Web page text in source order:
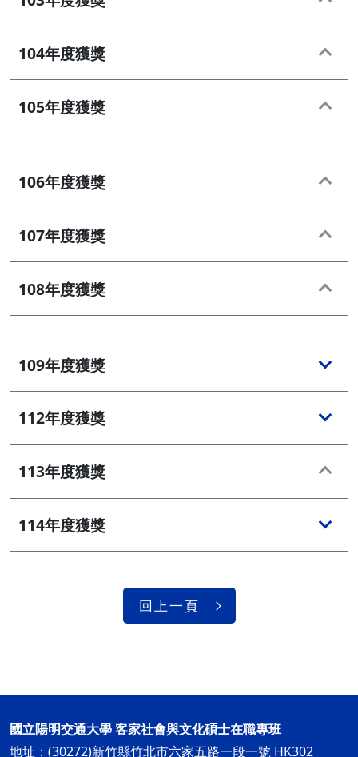
104年度獲獎
105年度獲獎
106年度獲獎
107年度獲獎
108年度獲獎
109年度獲獎
112年度獲獎
113年度獲獎
114年度獲獎
回上一頁
國立陽明交通大學 客家社會與文化碩士在職專班
地址：(30272)新竹縣竹北市六家五路一段一號 HK302